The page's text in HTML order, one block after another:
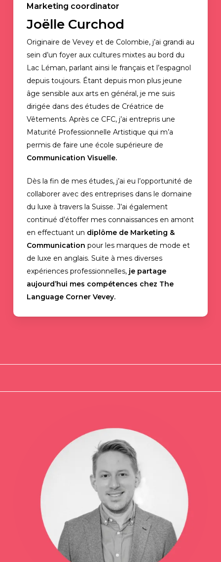
Marketing coordinator
Joëlle Curchod
Originaire de Vevey et de Colombie, j’ai grandi au
sein d’un foyer aux cultures mixtes au bord du
Lac Léman, parlant ainsi le français et l’espagnol
depuis toujours. Étant depuis mon plus jeune
âge sensible aux arts en général, je me suis
dirigée dans des études de Créatrice de
Vêtements. Après ce CFC, j’ai entrepris une
Maturité Professionnelle Artistique qui m’a
permis de faire une école supérieure de
Communication Visuelle.
Dès la fin de mes études, j’ai eu l’opportunité de
collaborer avec des entreprises dans le domaine
du luxe à travers la Suisse. J’ai également
continué d’étoffer mes connaissances en amont
en effectuant un diplôme de Marketing &
Communication pour les marques de mode et
de luxe en anglais. Suite à mes diverses
expériences professionnelles, je partage
aujourd’hui mes compétences chez The
Language Corner Vevey.